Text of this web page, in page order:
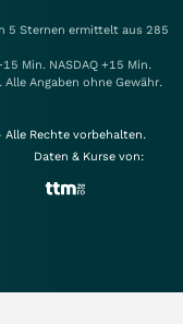
5 Sternen ermittelt aus 285
Min. NASDAQ +15 Min.
Alle Angaben ohne Gewähr.
Rechte vorbehalten.
Daten & Kurse von: